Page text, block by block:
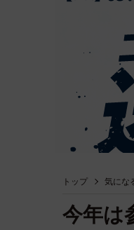
トップ 気にな
今年は